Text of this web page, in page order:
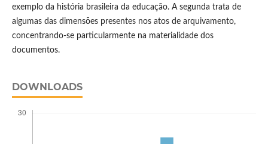
exemplo da história brasileira da educação. A segunda trata de
algumas das dimensões presentes nos atos de arquivamento,
concentrando-se particularmente na materialidade dos
documentos.
DOWNLOADS